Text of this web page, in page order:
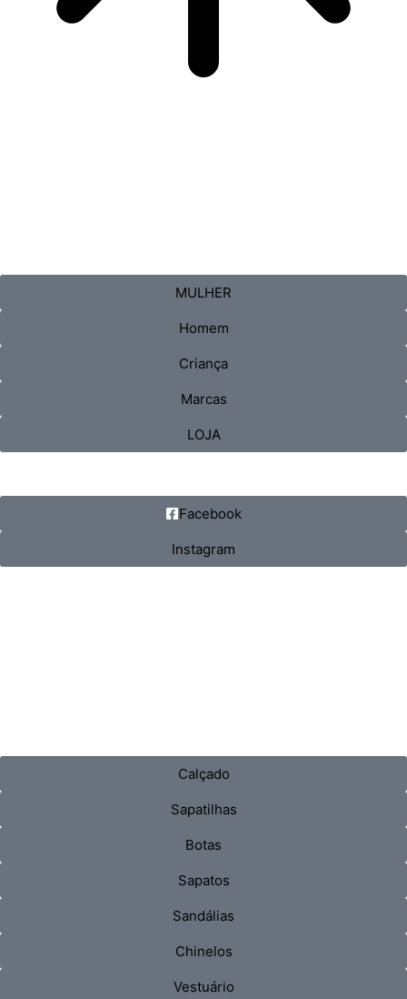
MULHER
Homem
Criança
Marcas
LOJA
Facebook
Instagram
Calçado
Sapatilhas
Botas
Sapatos
Sandálias
Chinelos
Vestuário